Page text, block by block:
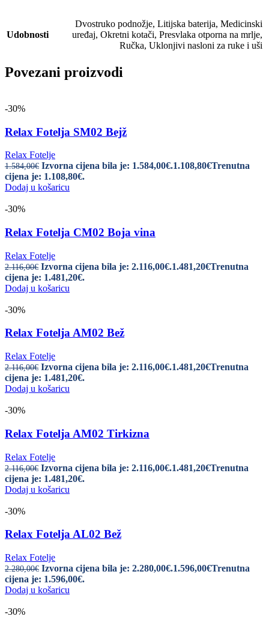
Udobnosti
Dvostruko podnožje, Litijska baterija, Medicinski
uređaj, Okretni kotači, Presvlaka otporna na mrlje,
Ručka, Uklonjivi nasloni za ruke i uši
Povezani proizvodi
-30%
Relax Fotelja SM02 Bejž
Relax Fotelje
1.584,00€ Izvorna cijena bila je: 1.584,00€.1.108,80€Trenutna
cijena je: 1.108,80€.
Dodaj u košaricu
-30%
Relax Fotelja CM02 Boja vina
Relax Fotelje
2.116,00€ Izvorna cijena bila je: 2.116,00€.1.481,20€Trenutna
cijena je: 1.481,20€.
Dodaj u košaricu
-30%
Relax Fotelja AM02 Bež
Relax Fotelje
2.116,00€ Izvorna cijena bila je: 2.116,00€.1.481,20€Trenutna
cijena je: 1.481,20€.
Dodaj u košaricu
-30%
Relax Fotelja AM02 Tirkizna
Relax Fotelje
2.116,00€ Izvorna cijena bila je: 2.116,00€.1.481,20€Trenutna
cijena je: 1.481,20€.
Dodaj u košaricu
-30%
Relax Fotelja AL02 Bež
Relax Fotelje
2.280,00€ Izvorna cijena bila je: 2.280,00€.1.596,00€Trenutna
cijena je: 1.596,00€.
Dodaj u košaricu
-30%